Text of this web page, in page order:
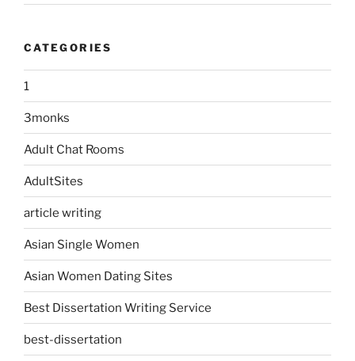
CATEGORIES
1
3monks
Adult Chat Rooms
AdultSites
article writing
Asian Single Women
Asian Women Dating Sites
Best Dissertation Writing Service
best-dissertation